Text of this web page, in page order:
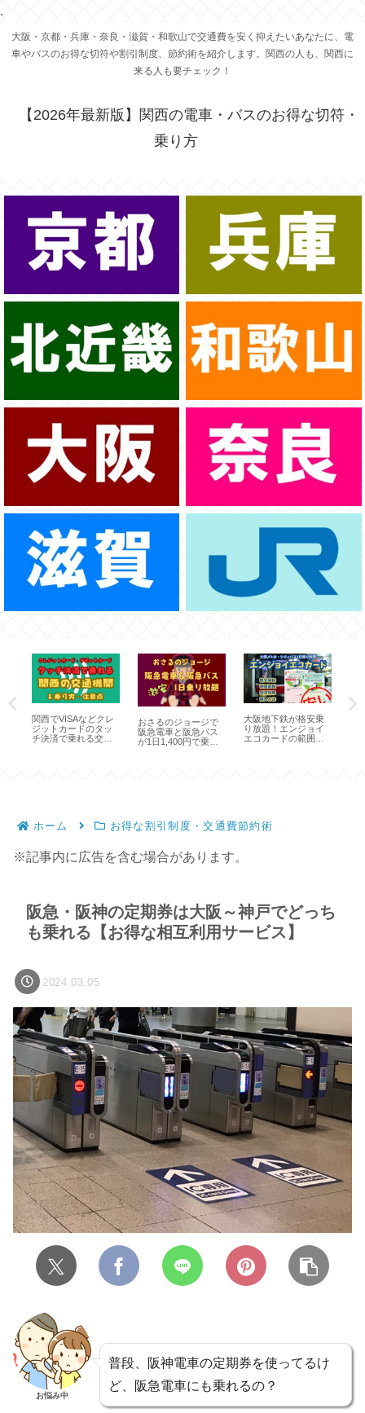
.
大阪・京都・兵庫・奈良・滋賀・和歌山で交通費を安く抑えたいあなたに、電
車やバスのお得な切符や割引制度、節約術を紹介します。関西の人も、関西に
来る人も要チェック！
【2026年最新版】関西の電車・バスのお得な切符・
乗り方
関西でVISAなどクレ
ジットカードのタッ
チ決済で乗れる交通
おさるのジョージで
阪急電車と阪急バス
が1日1,400円で乗り
大阪地下鉄が格安乗
り放題！エンジョイ
エコカードの範囲、
ホーム お得な割引制度・交通費節約術
※記事内に広告を含む場合があります。
阪急・阪神の定期券は大阪～神戸でどっち
も乗れる【お得な相互利用サービス】
2024.03.05
お悩み中
普段、阪神電車の定期券を使ってるけ
ど、阪急電車にも乗れるの？